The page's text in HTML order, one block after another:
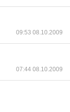
09:53 08.10.2009
07:44 08.10.2009